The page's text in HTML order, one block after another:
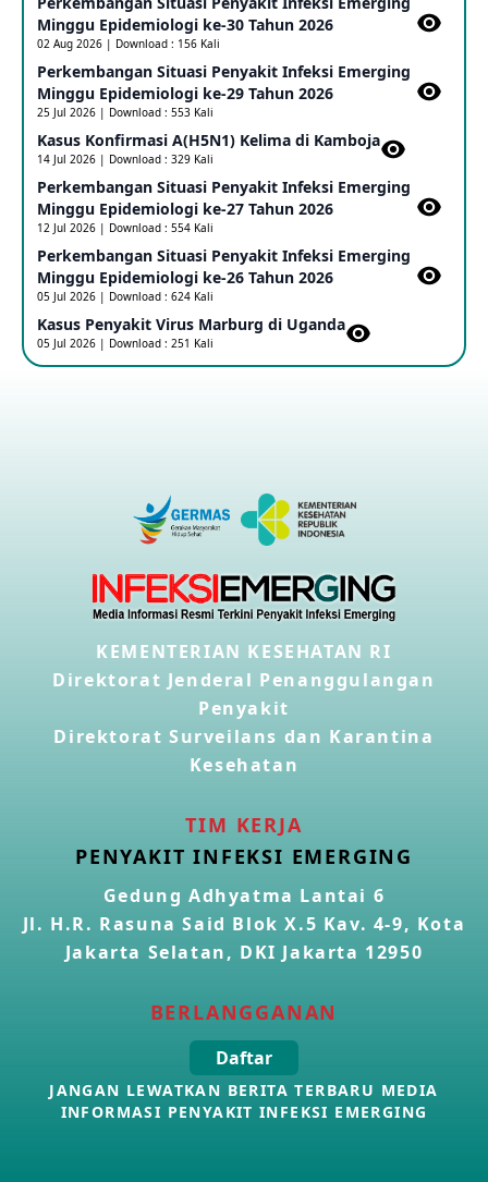
Update Informasi PHEIC Penyakit Ebola
23 May 2026
Penetapan Outbreak Penyakit Ebola di RD Kongo dan
Uganda Sebagai PHEIC
17 May 2026
Outbreak Penyakti Ebola di RD Kongo
16 May 2026
Kasus Konfirmasi A(H5NN6) di Cina
Penyakit virus Hanta di Kapal Pesiar Keberangkatan
04 May 2026
Penyakit Meningokokus di Vietnam
28 Apr 2026
Kasus Konfirmasi Avian Influenza A(H5N1) Keempat di
CMNV
Kasus Konfirmasi Avian Influenza A(H9N2) di Italia
19 Mar 2026
Minggu Epidemiologi ke-30 Tahun 2026
02 Aug 2026 | Download : 156 Kali
Perkembangan Situasi Penyakit Infeksi Emerging
Minggu Epidemiologi ke-29 Tahun 2026
25 Jul 2026 | Download : 553 Kali
Kasus Konfirmasi A(H5N1) Kelima di Kamboja​
14 Jul 2026 | Download : 329 Kali
Perkembangan Situasi Penyakit Infeksi Emerging
Minggu Epidemiologi ke-27 Tahun 2026
12 Jul 2026 | Download : 554 Kali
Perkembangan Situasi Penyakit Infeksi Emerging
Minggu Epidemiologi ke-26 Tahun 2026
05 Jul 2026 | Download : 624 Kali
Kasus Penyakit Virus Marburg di Uganda
05 Jul 2026 | Download : 251 Kali
KEMENTERIAN KESEHATAN RI
Direktorat Jenderal Penanggulangan
Penyakit
Direktorat Surveilans dan Karantina
Kesehatan
TIM KERJA
PENYAKIT INFEKSI EMERGING
Gedung Adhyatma Lantai 6
Jl. H.R. Rasuna Said Blok X.5 Kav. 4-9, Kota
Jakarta Selatan, DKI Jakarta 12950
BERLANGGANAN
Daftar
JANGAN LEWATKAN BERITA TERBARU MEDIA
INFORMASI PENYAKIT INFEKSI EMERGING